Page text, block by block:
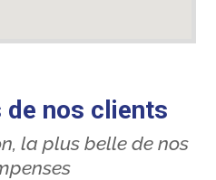
nos clients
la plus belle de nos